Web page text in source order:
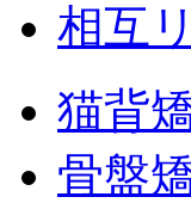
相互
猫背
骨盤